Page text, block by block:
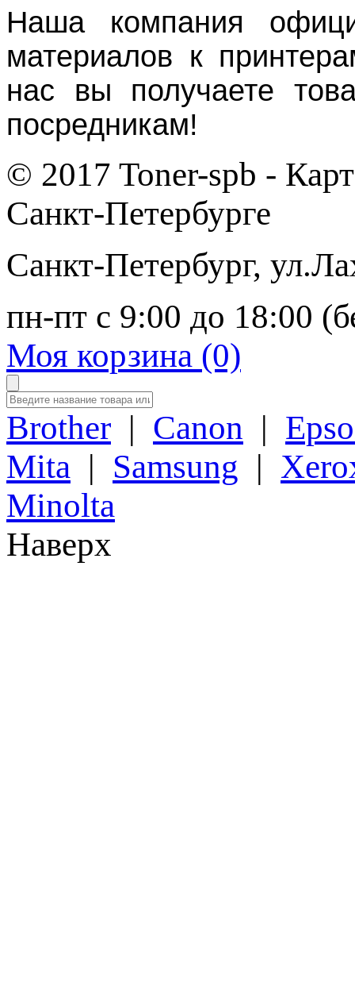
Наша компания
материалов к
нас вы получаете
посредникам!
© 2017 Toner-spb -
Санкт-Петербурге
Санкт-Петербург,
пн-пт с 9:00 до 18:00
Моя корзина (0)
Brother | Canon |
Mita | Samsung |
Minolta
Наверх